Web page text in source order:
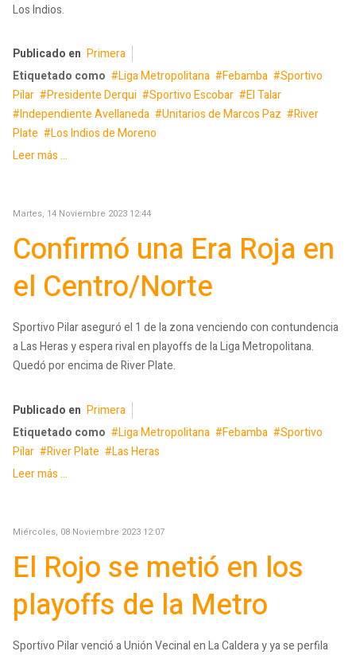
Los Indios.
Publicado en Primera
Etiquetado como
Liga Metropolitana Febamba
Sportivo
Pilar
Presidente Derqui Sportivo Escobar
El Talar
Independiente Avellaneda
Unitarios de Marcos Paz
River
Plate
Los Indios de Moreno
Leer más ...
Martes, 14 Noviembre 2023 12:44
Confirmó una Era Roja en
el Centro/Norte
Sportivo Pilar aseguró el 1 de la zona venciendo con contundencia
a Las Heras y espera rival en playoffs de la Liga Metropolitana.
Quedó por encima de River Plate.
Publicado en Primera
Etiquetado como
Liga Metropolitana Febamba
Sportivo
Pilar
River Plate
Las Heras
Leer más ...
Miércoles, 08 Noviembre 2023 12:07
El Rojo se metió en los
playoffs de la Metro
Sportivo Pilar venció a Unión Vecinal en La Caldera y ya se perfila